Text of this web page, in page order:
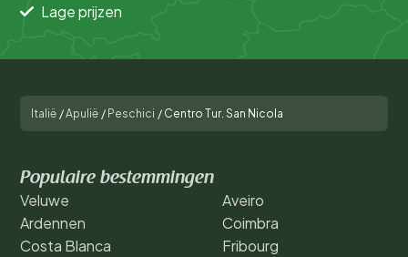
Lage prijzen
Italië /Apulië / Peschici / Centro Tur. San Nicola
Populaire bestemmingen
Veluwe
Ardennen
Costa Blanca
Aveiro
Coimbra
Fribourg